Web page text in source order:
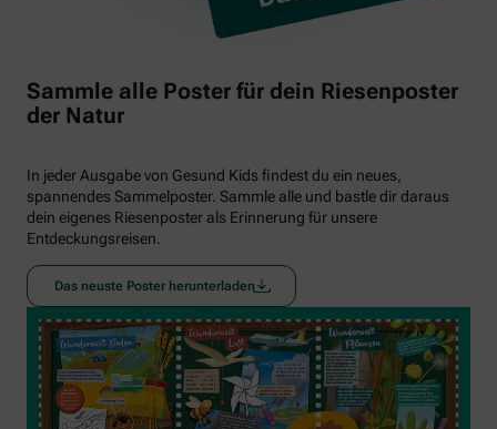
Sammle alle Poster für dein Riesenposter
der Natur
In jeder Ausgabe von Gesund Kids findest du ein neues,
spannendes Sammelposter. Sammle alle und bastle dir daraus
dein eigenes Riesenposter als Erinnerung für unsere
Entdeckungsreisen.
Das neuste Poster herunterladen